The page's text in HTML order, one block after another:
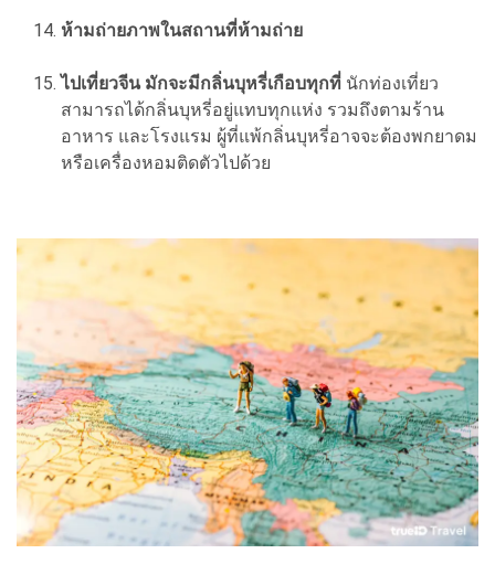
ห้ามถ่ายภาพในสถานที่ห้ามถ่าย
ไปเที่ยวจีน มักจะมีกลิ่นบุหรี่เกือบทุกที่ นักท่องเที่ยว
สามารถได้กลิ่นบุหรี่อยู่แทบทุกแห่ง รวมถึงตามร้าน
อาหาร และโรงแรม ผู้ที่แพ้กลิ่นบุหรี่อาจจะต้องพกยาดม
หรือเครื่องหอมติดตัวไปด้วย